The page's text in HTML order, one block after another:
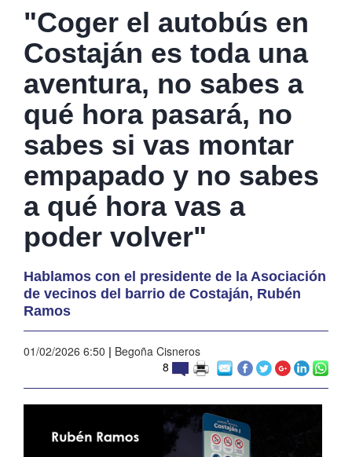
"Coger el autobús en
Costaján es toda una
aventura, no sabes a
qué hora pasará, no
sabes si vas montar
empapado y no sabes
a qué hora vas a
poder volver"
Hablamos con el presidente de la Asociación
de vecinos del barrio de Costaján, Rubén
Ramos
01/02/2026 6:50 | Begoña Cisneros
8